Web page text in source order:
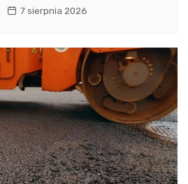
7 sierpnia 2026